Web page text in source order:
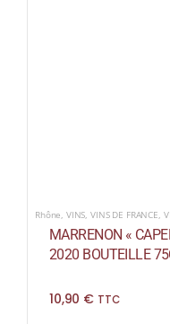
Rhône VINS ,VINS DE FRANCE
MARRENON «
2020 BOUTEILLE
10,90 € TTC